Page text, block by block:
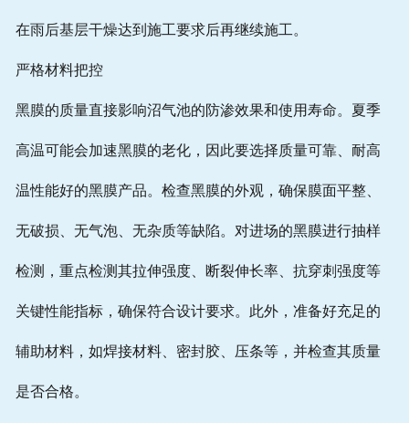
在雨后基层干燥达到施工要求后再继续施工。
严格材料把控
黑膜的质量直接影响沼气池的防渗效果和使用寿命。夏季
高温可能会加速黑膜的老化，因此要选择质量可靠、耐高
温性能好的黑膜产品。检查黑膜的外观，确保膜面平整、
无破损、无气泡、无杂质等缺陷。对进场的黑膜进行抽样
检测，重点检测其拉伸强度、断裂伸长率、抗穿刺强度等
关键性能指标，确保符合设计要求。此外，准备好充足的
辅助材料，如焊接材料、密封胶、压条等，并检查其质量
是否合格。